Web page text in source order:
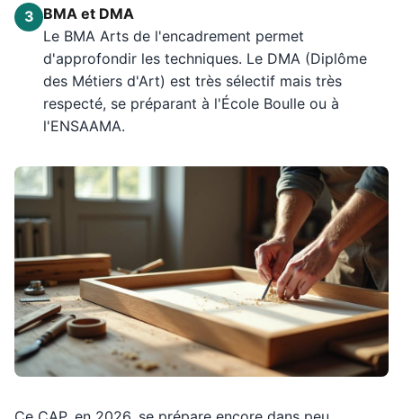
3 BMA et DMA
Le BMA Arts de l'encadrement permet
d'approfondir les techniques. Le DMA (Diplôme
des Métiers d'Art) est très sélectif mais très
respecté, se préparant à l'École Boulle ou à
l'ENSAAMA.